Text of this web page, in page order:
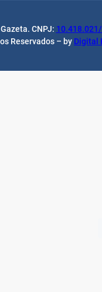
CNPJ:
Reservados – by Digital